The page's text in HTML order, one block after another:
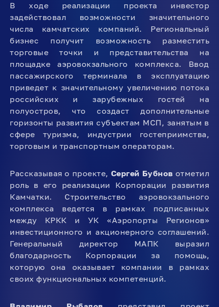
В ходе реализации проекта инвестор
задействовал возможности значительного
числа камчатских компаний. Региональный
бизнес получит возможность разместить
торговые точки и представительства на
площадке аэровокзального комплекса. Ввод
пассажирского терминала в эксплуатацию
приведет к значительному увеличению потока
российских и зарубежных гостей на
полуостров, что создаст дополнительные
горизонты развития субъектам МСП, занятым в
сфере туризма, индустрии гостеприимства,
торговым и транспортным операторам.
Рассказывая о проекте, Сергей Бубнов отметил
роль в его реализации Корпорации развития
Камчатки. Строительство аэровокзального
комплекса ведется в рамках подписанных
между КРКК и УК «Аэропорты Регионов»
инвестиционного и акционерного соглашений.
Генеральный директор МАПК выразил
благодарность Корпорации за помощь,
которую она оказывает компании в рамках
своих функциональных компетенций.